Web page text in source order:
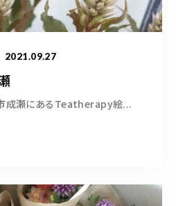
2021.09.27
瀬にあるTeatherapy絵...